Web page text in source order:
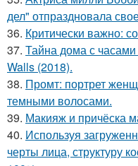
дел" отпраздновала
36. Критически важно:
37. Тайна дома с
Walls (2018).
38. Промт: портрет
темными волосами.
39. Макияж и причёска
40. Используя
черты лица, структуру